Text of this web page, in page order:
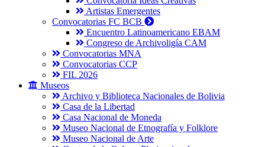
Artistas Emergentes
Convocatorias FC BCB
Encuentro Latinoamericano EBAM
Congreso de Archivoligía CAM
Convocatorias MNA
Convocatorias CCP
FIL 2026
Museos
Archivo y Biblioteca Nacionales de Bolivia
Casa de la Libertad
Casa Nacional de Moneda
Museo Nacional de Etnografía y Folklore
Museo Nacional de Arte